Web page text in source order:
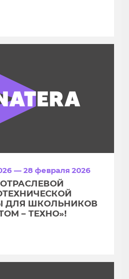
— 28 февраля 2026
ОТРАСЛЕВОЙ
ДЛЯ ШКОЛЬНИКОВ
– ТЕХНО»!